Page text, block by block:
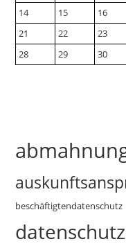
14
15 16
21
22 23
28
29 30
beschäftigtendatenschutz